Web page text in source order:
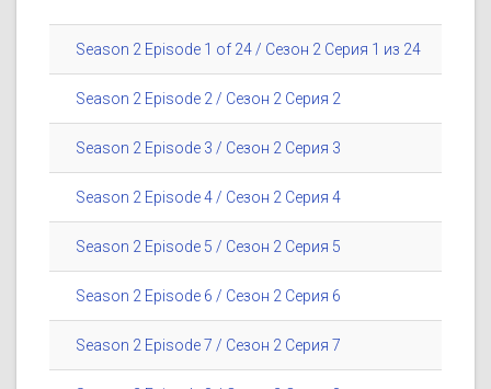
Season 2 Episode 1 of 24 / Сезон 2 Серия 1 из 24
Season 2 Episode 2 / Сезон 2 Серия 2
Season 2 Episode 3 / Сезон 2 Серия 3
Season 2 Episode 4 / Сезон 2 Серия 4
Season 2 Episode 5 / Сезон 2 Серия 5
Season 2 Episode 6 / Сезон 2 Серия 6
Season 2 Episode 7 / Сезон 2 Серия 7